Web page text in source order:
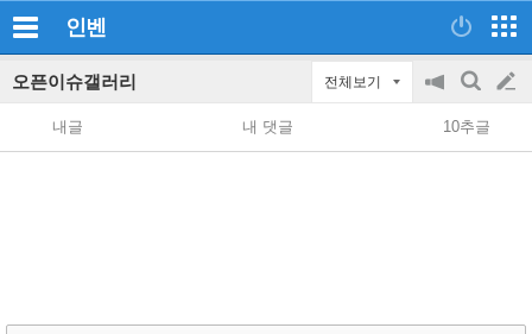
인벤
오픈이슈갤러리 전체보기
공
지
on/off
검
색
글
쓰
내글 내 댓글 10추글